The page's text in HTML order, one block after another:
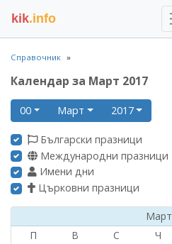
kik.info
Справочник
Календар за Март 2017
00 Март 2017
Български празници
Международни празници
Имени дни
Църковни празници
Март
П
В С Ч